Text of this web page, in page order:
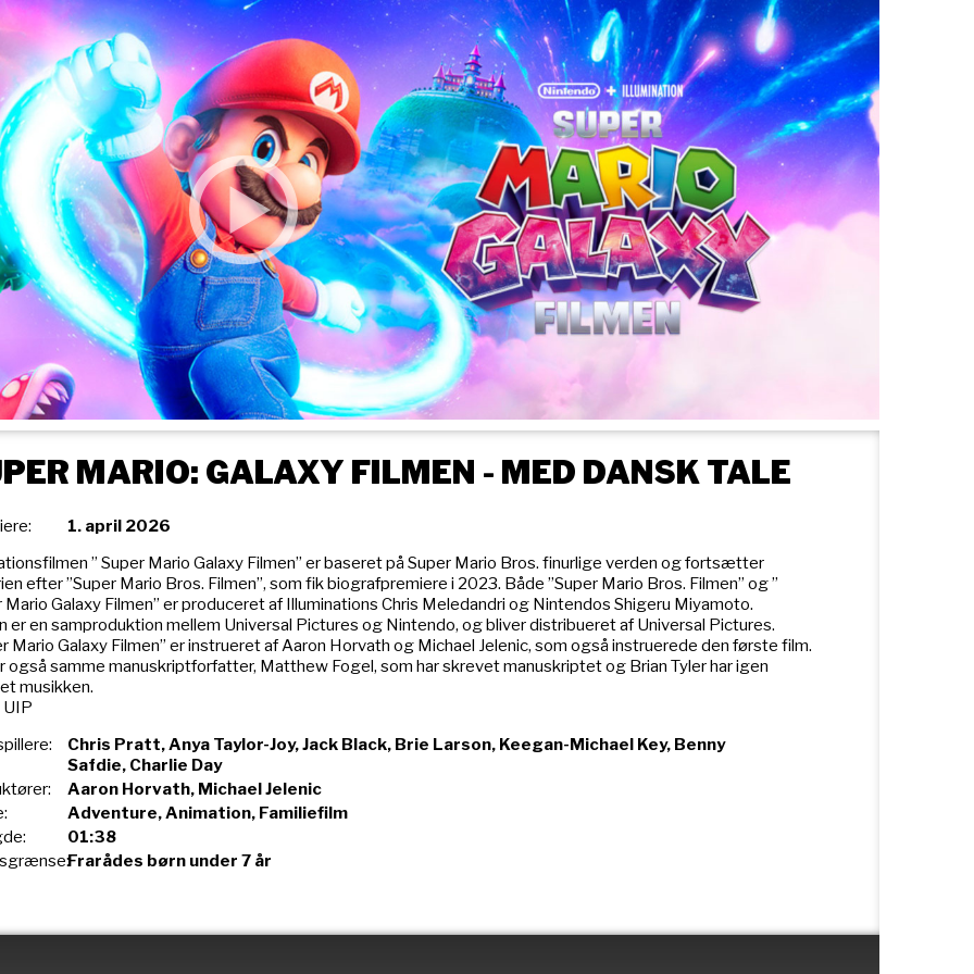
MARIO: GALAXY FILMEN - MED DANSK TALE
1. april 2026
” Super Mario Galaxy Filmen” er baseret på Super Mario Bros. finurlige verden og fortsætter
efter ”Super Mario Bros. Filmen”, som fik biografpremiere i 2023. Både ”Super Mario Bros. Filmen” og ”
Mario Galaxy Filmen” er produceret af Illuminations Chris Meledandri og Nintendos Shigeru Miyamoto.
er en samproduktion mellem Universal Pictures og Nintendo, og bliver distribueret af Universal Pictures.
Mario Galaxy Filmen” er instrueret af Aaron Horvath og Michael Jelenic, som også instruerede den første film.
også samme manuskriptforfatter, Matthew Fogel, som har skrevet manuskriptet og Brian Tyler har igen
musikken.
UIP
Chris Pratt, Anya Taylor-Joy, Jack Black, Brie Larson, Keegan-Michael Key, Benny
Safdie, Charlie Day
Aaron Horvath, Michael Jelenic
Adventure, Animation, Familiefilm
01:38
Frarådes børn under 7 år